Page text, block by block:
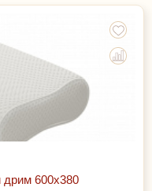
600х380